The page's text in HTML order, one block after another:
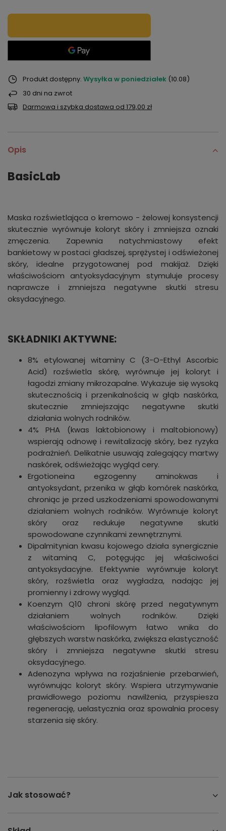
Produkt dostępny Wysyłka w poniedziałek (10.08)
30 dni na zwrot
Darmowa i szybka dostawa od 179,00 zł
Opis
BasicLab
Maska rozświetlająca o kremowo - żelowej konsystencji
skutecznie wyrównuje koloryt skóry i zmniejsza oznaki
zmęczenia. Zapewnia natychmiastowy efekt
bankietowy w postaci gładszej, sprężystej i odświeżonej
skóry, idealne przygotowanej pod makijaż. Dzięki
właściwościom antyoksydacyjnym stymuluje procesy
naprawcze i zmniejsza negatywne skutki stresu
oksydacyjnego.
SKŁADNIKI AKTYWNE:
8% etylowanej witaminy C (3-O-Ethyl Ascorbic
Acid) rozświetla skórę, wyrównuje jej koloryt i
łagodzi zmiany mikrozapalne. Wykazuje się wysoką
skutecznością i przenikalnością w głąb naskórka,
skutecznie zmniejszając negatywne skutki
działania wolnych rodników.
4% PHA (kwas laktobionowy i maltobionowy)
wspierają odnowę i rewitalizację skóry, bez ryzyka
podrażnień. Delikatnie usuwają zalegający martwy
naskórek, odświeżając wygląd cery.
Ergotioneina egzogenny aminokwas i
antyoksydant, przenika w głąb komórek naskórka,
chroniąc je przed uszkodzeniami spowodowanymi
działaniem wolnych rodników. Wyrównuje koloryt
skóry oraz redukuje negatywne skutki
spowodowane czynnikami zewnętrznymi.
Dipalmitynian kwasu kojowego działa synergicznie
z witaminą C, potęgując jej właściwości
antyoksydacyjne. Efektywnie wyrównuje koloryt
skóry, rozświetla oraz wygładza, nadając jej
promienny i zdrowy wygląd.
Koenzym Q10 chroni skórę przed negatywnym
działaniem wolnych rodników. Dzięki
właściwościom lipofilowym łatwo wnika do
głębszych warstw naskórka, zwiększa elastyczność
skóry i zmniejsza negatywne skutki stresu
oksydacyjnego.
Adenozyna wpływa na rozjaśnienie przebarwień,
wyrównując koloryt skóry. Wspiera utrzymywanie
prawidłowego poziomu nawilżenia, przyspiesza
regenerację, uelastycznia oraz spowalnia procesy
starzenia się skóry.
Jak stosować?